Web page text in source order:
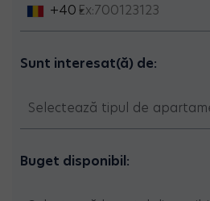
+40
Sunt interesat(ă) de:
Buget disponibil: